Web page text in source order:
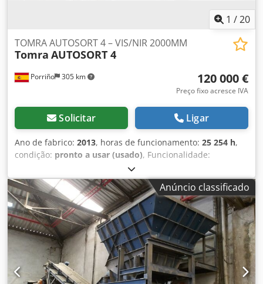
1 /20
Porriño 305 km
TOMRA AUTOSORT 4 – VIS/NIR 2000MM
Tomra AUTOSORT 4
120 000 €
Preço fixo acresce IVA
Solicitar Ligar
Ano de fabrico: 2013, horas de funcionamento: 25 254 h,
condição: pronto a usar (usado), Funcionalidade:
, número da máquina/veículo:
S40302, Equipamento de classificação óptica TOMRA
AUTOSORT 4 equipado com tecnologia VIS/NIR para
separação automática de materiais com base no polímero
e/ou cor. • Largura de trabalho: 2.000 mm • Horas do
contador: 25.254 h • Estado: operacional até dezembro de
2025 Credpfx Aezbtvtoa Ejf • Situação atual: desmontado e
disponível para inspeção O contador registra 25.254 horas,
embora uma parte significativa desse tempo corresponda
a períodos em modo stand-by, portanto, as horas efetivas
Anúncio classificado